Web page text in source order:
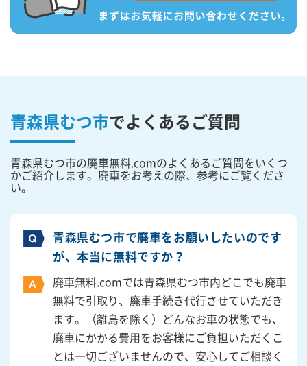
青森県むつ市でよくあるご質問
青森県むつ市の廃車無料.comのよくあるご質問をいくつ
かご紹介します。廃車をお考えの際、参考にご覧くださ
い。
青森県むつ市で廃車をお願いしたいのです
が、本当に無料ですか？
廃車無料.comでは青森県むつ市内どこでも廃車
無料で引取り、廃車手続き代行させていただき
ます。（離島を除く）どんなお車の状態でも、
廃車にかかる費用をお客様にご負担いただくこ
とは一切ございませんので、安心してご相談く